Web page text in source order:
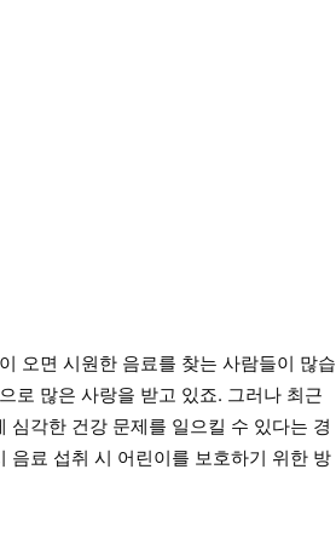
오면 시원한 음료를 찾는 사람들이 많습
로 많은 사랑을 받고 있죠. 그러나 최근
각한 건강 문제를 일으킬 수 있다는 경
음료 섭취 시 어린이를 보호하기 위한 방